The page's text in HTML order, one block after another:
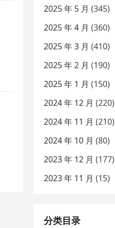
2025 年 5 月 (345)
2025 年 4 月 (360)
2025 年 3 月 (410)
2025 年 2 月 (190)
2025 年 1 月 (150)
2024 年 12 月 (220)
2024 年 11 月 (210)
2024 年 10 月 (80)
2023 年 12 月 (177)
2023 年 11 月 (15)
分类目录